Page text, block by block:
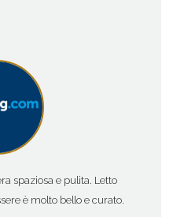
spaziosa e pulita. Letto
è molto bello e curato.